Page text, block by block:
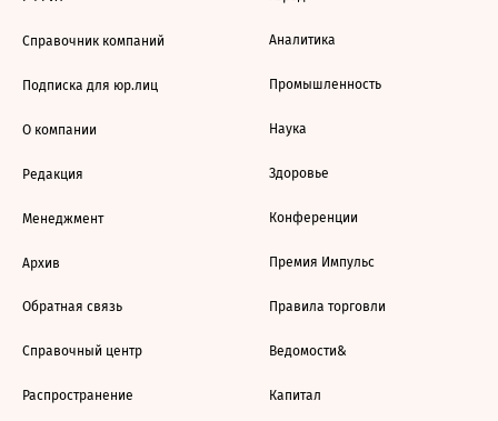
Справочник компаний
Подписка для юр.лиц
О компании
Редакция
Менеджмент
Архив
Обратная связь
Справочный центр
Распространение
Аналитика
Промышленность
Наука
Здоровье
Конференции
Премия Импульс
Правила торговли
Ведомости&
Капитал